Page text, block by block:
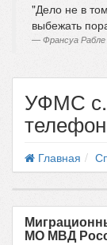
Дело не в
выбежать
Франсуа Рабле
УФМС с.
Главная
МО МВД